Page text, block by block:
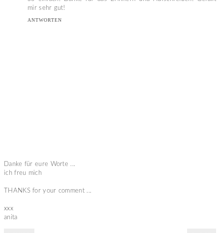
mir sehr gut!
ANTWORTEN
Danke für eure Worte ...
ich freu mich
THANKS for your comment ...
xxx
anita